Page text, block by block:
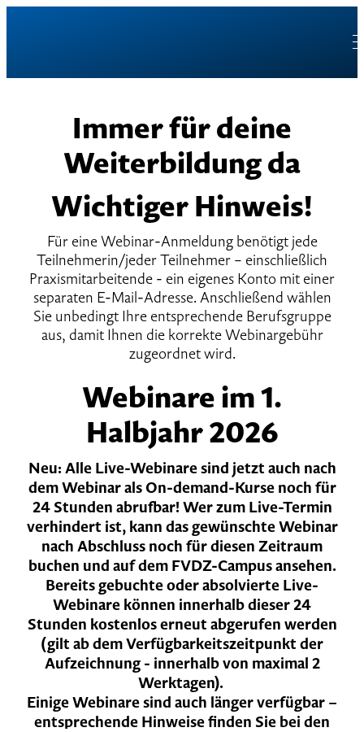
Immer für deine
Weiterbildung da
Wichtiger Hinweis!
Für eine Webinar-Anmeldung benötigt jede
Teilnehmerin/jeder Teilnehmer – einschließlich
Praxismitarbeitende - ein eigenes Konto mit einer
separaten E-Mail-Adresse. Anschließend wählen
Sie unbedingt Ihre entsprechende Berufsgruppe
aus, damit Ihnen die korrekte Webinargebühr
zugeordnet wird.
Webinare im 1.
Halbjahr 2026
Neu: Alle Live-Webinare sind jetzt auch nach
dem Webinar als On-demand-Kurse noch für
24 Stunden abrufbar! Wer zum Live-Termin
verhindert ist, kann das gewünschte Webinar
nach Abschluss noch für diesen Zeitraum
buchen und auf dem FVDZ-Campus ansehen.
Bereits gebuchte oder absolvierte Live-
Webinare können innerhalb dieser 24
Stunden kostenlos erneut abgerufen werden
(gilt ab dem Verfügbarkeitszeitpunkt der
Aufzeichnung - innerhalb von maximal 2
Werktagen).
Einige Webinare sind auch länger verfügbar –
entsprechende Hinweise finden Sie bei den